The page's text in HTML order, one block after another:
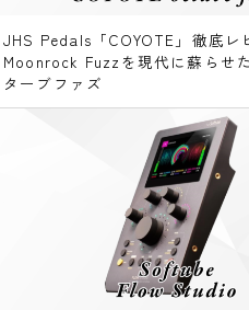
JHS Pedals「COYOTE」徹底レ
Moonrock Fuzzを現代に蘇らせ
ターブファズ